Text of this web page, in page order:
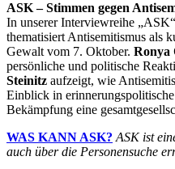
ASK – Stimmen gegen
In unserer Interviewreihe
thematisiert Antisemitismus als
Gewalt vom 7. Oktober. Ronya
persönliche und politische
Steinitz aufzeigt, wie
Einblick in
Bekämpfung eine
WAS KANN ASK? ASK ist
auch über die Personensuche